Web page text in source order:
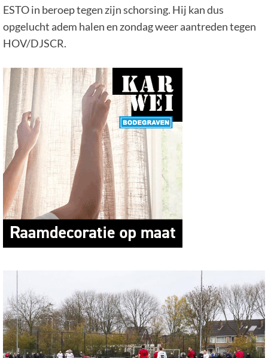
ESTO in beroep tegen zijn schorsing. Hij kan dus
opgelucht adem halen en zondag weer aantreden tegen
HOV/DJSCR.